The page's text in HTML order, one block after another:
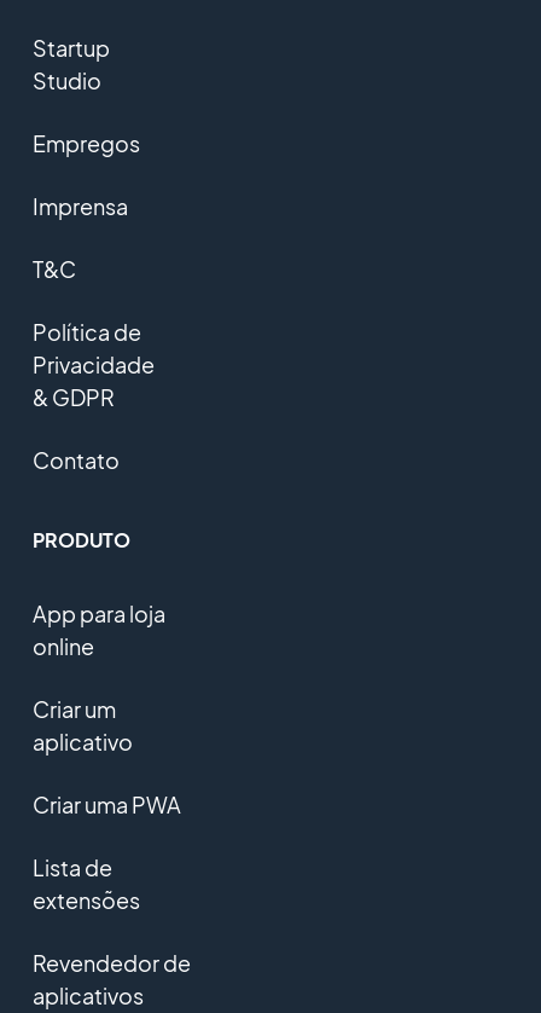
Startup
Studio
Empregos
Imprensa
T&C
Política de
Privacidade
& GDPR
Contato
PRODUTO
App para loja
online
Criar um
aplicativo
Criar uma PWA
Lista de
extensões
Revendedor de
aplicativos